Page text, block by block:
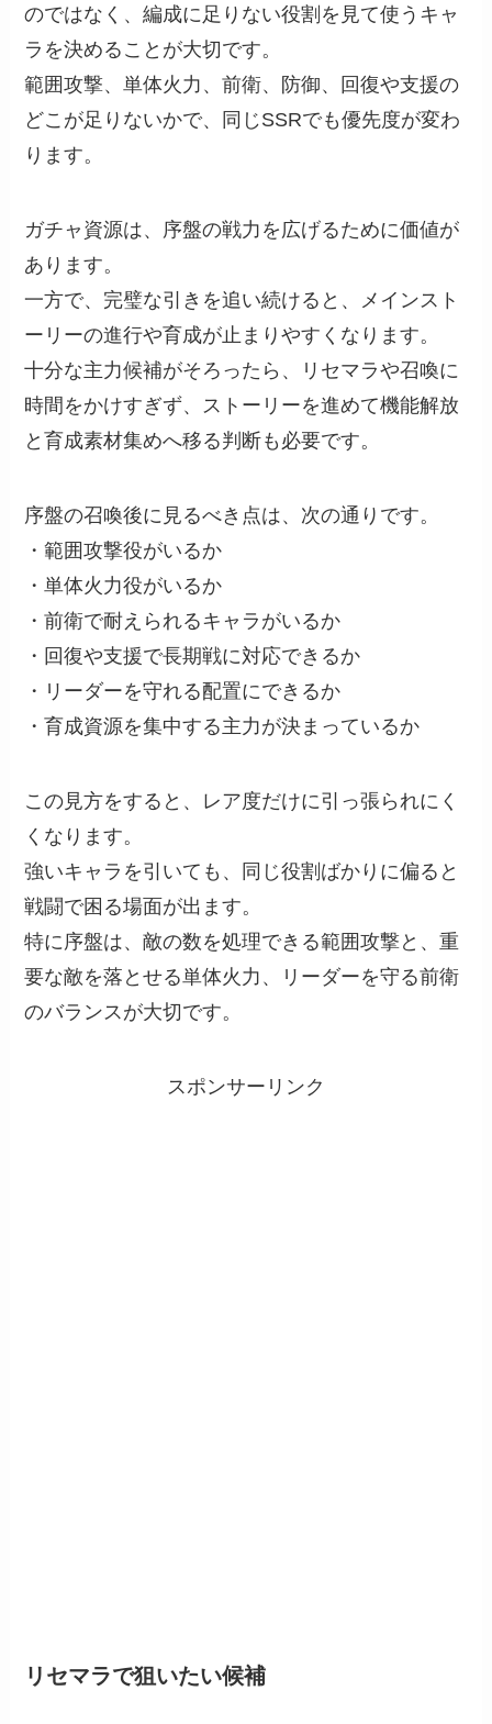
のではなく、編成に足りない役割を見て使うキャ
ラを決めることが大切です。
範囲攻撃、単体火力、前衛、防御、回復や支援の
どこが足りないかで、同じSSRでも優先度が変わ
ります。
ガチャ資源は、序盤の戦力を広げるために価値が
あります。
一方で、完璧な引きを追い続けると、メインスト
ーリーの進行や育成が止まりやすくなります。
十分な主力候補がそろったら、リセマラや召喚に
時間をかけすぎず、ストーリーを進めて機能解放
と育成素材集めへ移る判断も必要です。
序盤の召喚後に見るべき点は、次の通りです。
・範囲攻撃役がいるか
・単体火力役がいるか
・前衛で耐えられるキャラがいるか
・回復や支援で長期戦に対応できるか
・リーダーを守れる配置にできるか
・育成資源を集中する主力が決まっているか
この見方をすると、レア度だけに引っ張られにく
くなります。
強いキャラを引いても、同じ役割ばかりに偏ると
戦闘で困る場面が出ます。
特に序盤は、敵の数を処理できる範囲攻撃と、重
要な敵を落とせる単体火力、リーダーを守る前衛
のバランスが大切です。
スポンサーリンク
リセマラで狙いたい候補